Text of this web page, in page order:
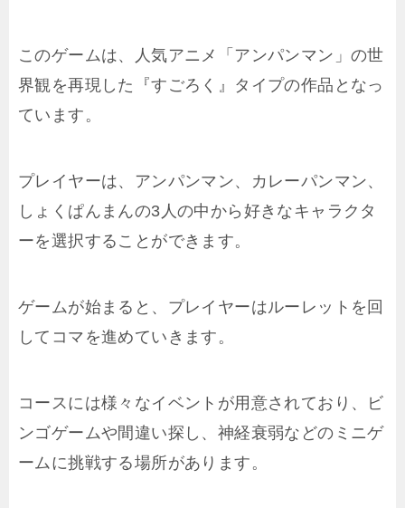
このゲームは、人気アニメ「アンパンマン」の世
界観を再現した『すごろく』タイプの作品となっ
ています。
プレイヤーは、アンパンマン、カレーパンマン、
しょくぱんまんの3人の中から好きなキャラクタ
ーを選択することができます。
ゲームが始まると、プレイヤーはルーレットを回
してコマを進めていきます。
コースには様々なイベントが用意されており、ビ
ンゴゲームや間違い探し、神経衰弱などのミニゲ
ームに挑戦する場所があります。